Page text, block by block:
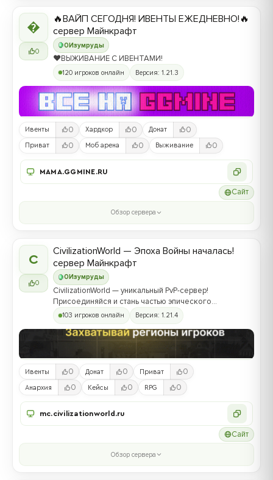

0
0Изумруды
🔥ВАЙП СЕГОДНЯ! ИВЕНТЫ ЕЖЕДНЕВНО!🔥
сервер Майнкрафт
❤️ВЫЖИВАНИЕ С ИВЕНТАМИ!
120 игроков онлайн Версия: 1.21.3
Ивенты 0 Хардкор 0 Донат 0
Приват 0 Моб арена 0 Выживание 0
MAMA.GGMINE.RU
Сайт
Обзор сервера
C
0
0 Изумруды
CivilizationWorld — Эпоха Войны началась!
сервер Майнкрафт
CivilizationWorld — уникальный PvP-сервер!
Присоединяйся и стань частью эпического
противостояния между Альвами и Йотунами!
103 игроков онлайн Версия: 1.21.4
Ивенты 0 Донат 0 Приват 0
Анархия 0 Кейсы 0 RPG 0
mc.civilizationworld.ru
Сайт
Обзор сервера